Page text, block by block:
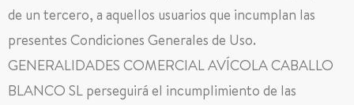
de un tercero, a aquellos usuarios que incumplan las
presentes Condiciones Generales de Uso.
GENERALIDADES COMERCIAL AVÍCOLA CABALLO
BLANCO SL perseguirá el incumplimiento de las